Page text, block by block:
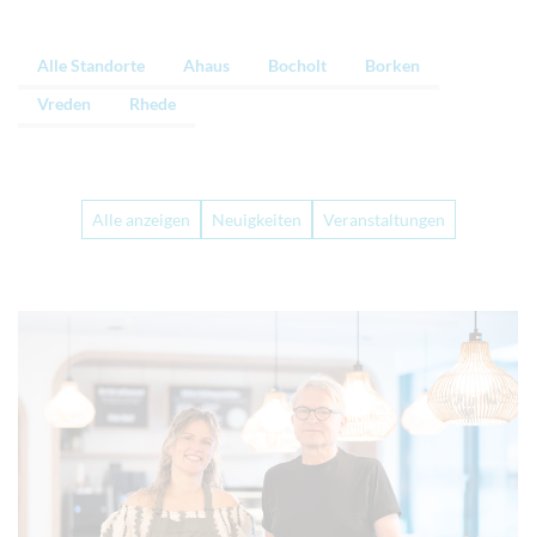
Alle Standorte Ahaus Bocholt
Borken
Vreden
Rhede
Alle anzeigen Neuigkeiten Veranstaltungen